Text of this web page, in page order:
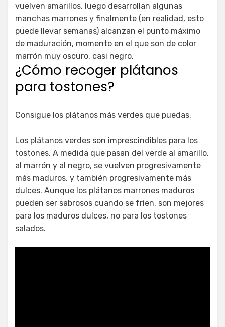
vuelven amarillos, luego desarrollan algunas
manchas marrones y finalmente (en realidad, esto
puede llevar semanas) alcanzan el punto máximo
de maduración, momento en el que son de color
marrón muy oscuro, casi negro.
¿Cómo recoger plátanos
para tostones?
Consigue los plátanos más verdes que puedas.
Los plátanos verdes son imprescindibles para los
tostones. A medida que pasan del verde al amarillo,
al marrón y al negro, se vuelven progresivamente
más maduros, y también progresivamente más
dulces. Aunque los plátanos marrones maduros
pueden ser sabrosos cuando se fríen, son mejores
para los maduros dulces, no para los tostones
salados.